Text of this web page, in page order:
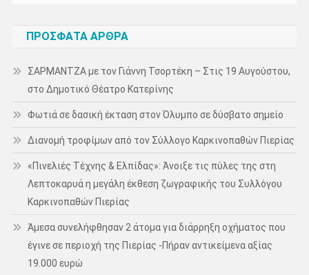
ΠΡΌΣΦΑΤΑ ΆΡΘΡΑ
ΣΑΡΜΑΝΤΖΑ με τον Γιάννη Τσορτέκη – Στις 19 Αυγούστου,
στο Δημοτικό Θέατρο Κατερίνης
Φωτιά σε δασική έκταση στον Όλυμπο σε δύσβατο σημείο
Διανομή τροφίμων από τον Σύλλογο Καρκινοπαθών Πιερίας
«Πινελιές Τέχνης & Ελπίδας»: Άνοιξε τις πύλες της στη
Λεπτοκαρυά η μεγάλη έκθεση ζωγραφικής του Συλλόγου
Καρκινοπαθών Πιερίας
Άμεσα συνελήφθησαν 2 άτομα για διάρρηξη οχήματος που
έγινε σε περιοχή της Πιερίας -Πήραν αντικείμενα αξίας
19.000 ευρώ